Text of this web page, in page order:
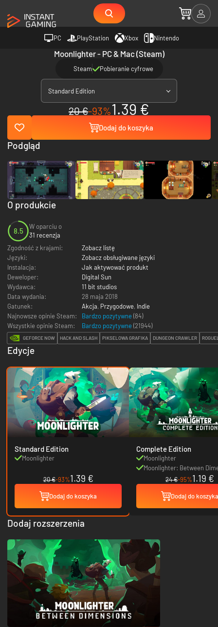
PC PlayStation Xbox Nintendo
Moonlighter - PC & Mac (Steam)
Steam Pobieranie cyfrowe
Standard Edition
20 €-93%1.39 €
Dodaj do koszyka
O produkcie
8.5
W oparciu o
31 recenzja
Zgodność z krajami:
Zobacz listę
Języki:
Zobacz obsługiwane języki
Instalacja:
Jak aktywować produkt
Deweloper:
Digital Sun
Wydawca:
11 bit studios
Data wydania:
28 maja 2018
Gatunek:
Akcja, Przygodowe, Indie
Najnowsze opinie Steam:
Bardzo pozytywne (84)
Wszystkie opinie Steam:
Bardzo pozytywne (21944)
GEFORCE NOW HACK AND SLASH PIKSELOWA GRAFIKA DUNGEON CRAWLER
Edycje
Standard Edition
Moonlighter
20 €-93%1.39 €
Dodaj do koszyka
Complete Edition
Moonlighter
Moonlighter: Between
24 €-95%1.19 €
Dodaj do koszyka
Dodaj rozszerzenia
Podgląd